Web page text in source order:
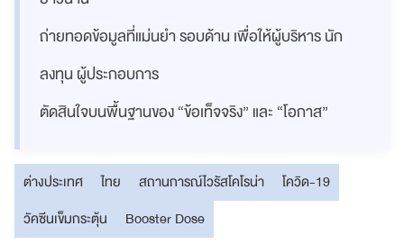
ถ่ายทอดข้อมูลที่แม่นยำ รอบด้าน เพื่อให้ผู้บริหาร นัก
ลงทุน ผู้ประกอบการ
ตัดสินใจบนพื้นฐานของ “ข้อเท็จจริง” และ “โอกาส”
ต่างประเทศ ไทย สถานการณ์ไวรัสโคโรน่า
โควิด-19
วัคซีนเข็มกระตุ้น
Booster Dose